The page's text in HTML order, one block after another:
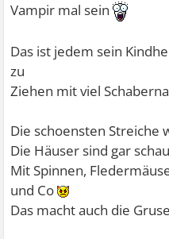
Vampir mal sein
Das ist jedem sein
zu
Ziehen mit viel
Die schoensten Streiche
Die Häuser sind gar
Mit Spinnen,
und Co
Das macht auch die